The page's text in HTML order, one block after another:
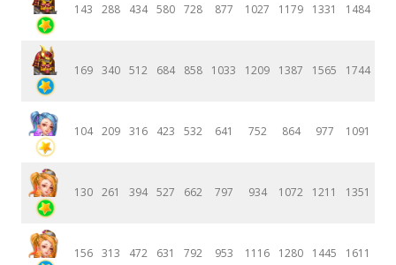
143 288 434 580 728 877 1027 1179 1331 1484
169 340 512 684 858 1033 1209 1387 1565 1744
104 209 316 423 532 641 752 864 977 1091
130 261 394 527 662 797 934 1072 1211 1351
156 313 472 631 792 953 1116 1280 1445 1611